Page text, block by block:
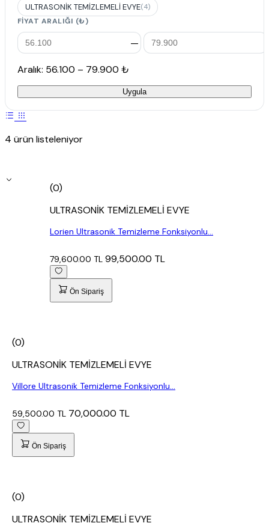
ULTRASONİK TEMİZLEMELİ EVYE(4)
FIYAT ARALIĞI (₺)
—
Aralık: 56.100 – 79.900 ₺
Uygula
4 ürün listeleniyor
(0)
ULTRASONİK TEMİZLEMELİ EVYE
Lorien Ultrasonik Temizleme Fonksiyonlu...
79,600.00 TL 99,500.00 TL
Ön Sipariş
(0)
ULTRASONİK TEMİZLEMELİ EVYE
Villore Ultrasonik Temizleme Fonksiyonlu...
59,500.00 TL 70,000.00 TL
Ön Sipariş
(0)
ULTRASONİK TEMİZLEMELİ EVYE